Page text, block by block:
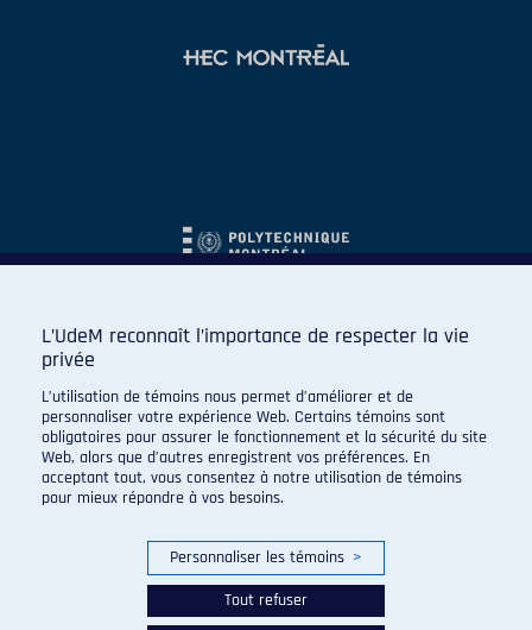
L’UdeM reconnaît l’importance de respecter la vie
privée
L’utilisation de témoins nous permet d’améliorer et de
personnaliser votre expérience Web. Certains témoins sont
obligatoires pour assurer le fonctionnement et la sécurité du site
Web, alors que d’autres enregistrent vos préférences. En
acceptant tout, vous consentez à notre utilisation de témoins
pour mieux répondre à vos besoins.
Personnaliser les témoins >
Tout refuser